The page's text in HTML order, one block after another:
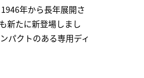
年から長年展開さ
新たに新登場しまし
パクトのある専用ディ